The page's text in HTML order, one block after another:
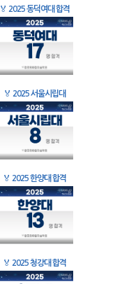
🏅 2025 동덕여대 합격
🏅 2025 서울시립대
🏅 2025 한양대 합격
🏅 2025 청강대 합격